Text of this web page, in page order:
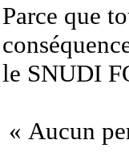
Parce que
le SNUDI
« Aucun